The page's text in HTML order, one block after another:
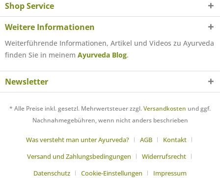
Shop Service
Weitere Informationen
Weiterführende Informationen, Artikel und Videos zu Ayurveda
finden Sie in meinem Ayurveda Blog.
Newsletter
* Alle Preise inkl. gesetzl. Mehrwertsteuer zzgl.Versandkosten und ggf.
Nachnahmegebühren, wenn nicht anders beschrieben
Was versteht man unter Ayurveda? AGB
Kontakt
Versand und Zahlungsbedingungen
Widerrufsrecht
Datenschutz
Cookie-Einstellungen Impressum